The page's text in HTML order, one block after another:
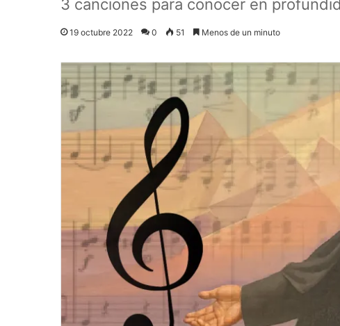
3 canciones para conocer en
19 octubre 2022 0 51 Menos de un minuto